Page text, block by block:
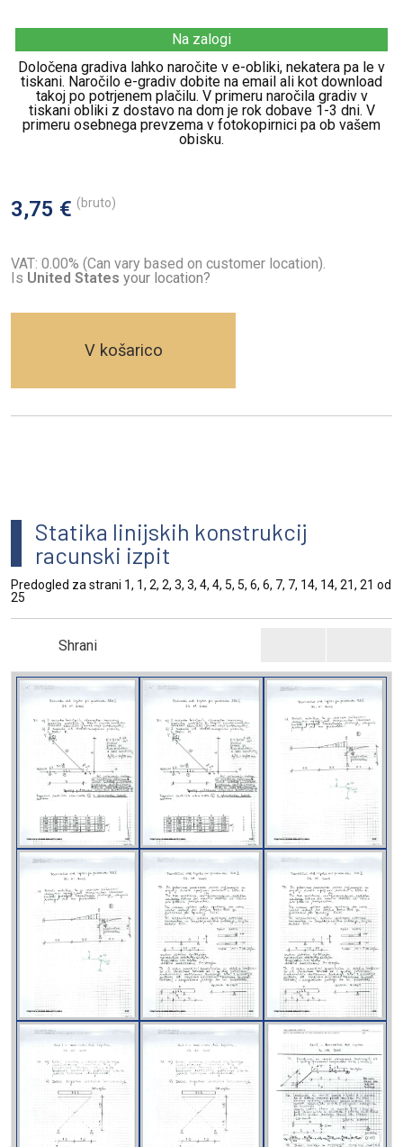
Na zalogi
Določena gradiva lahko naročite v e-obliki, nekatera pa le v
tiskani. Naročilo e-gradiv dobite na email ali kot download
takoj po potrjenem plačilu. V primeru naročila gradiv v
tiskani obliki z dostavo na dom je rok dobave 1-3 dni. V
primeru osebnega prevzema v fotokopirnici pa ob vašem
obisku.
3,75 € (bruto)
VAT: 0.00% (Can vary based on customer location).
Is United States your location?
V košarico
Statika linijskih konstrukcij
racunski izpit
Predogled za strani 1, 1, 2, 2, 3, 3, 4, 4, 5, 5, 6, 6, 7, 7, 14, 14, 21, 21 od
25
Shrani